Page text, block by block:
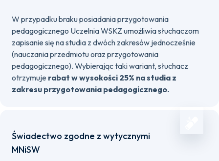
W przypadku braku posiadania przygotowania
pedagogicznego Uczelnia WSKZ umożliwia słuchaczom
zapisanie się na studia z dwóch zakresów jednocześnie
(nauczania przedmiotu oraz przygotowania
pedagogicznego). Wybierając taki wariant, słuchacz
otrzymuje rabat w wysokości 25% na studia z
zakresu przygotowania pedagogicznego.
Świadectwo zgodne z wytycznymi
MNiSW